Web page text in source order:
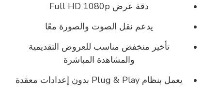
دقة عرضFull HD 1080p
يدعم نقل الصوت والصورة معًا
تأخير منخفض مناسب للعروض التقديمية
والمشاهدة المباشرة
يعمل بنظامPlug & Play بدون إعدادات معقدة